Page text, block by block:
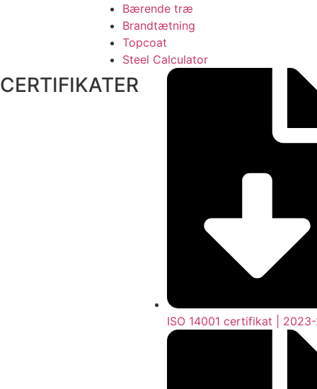
Bærende træ
Brandtætning
Topcoat
Steel Calculator
CERTIFIKATER
ISO 14001 certifikat |